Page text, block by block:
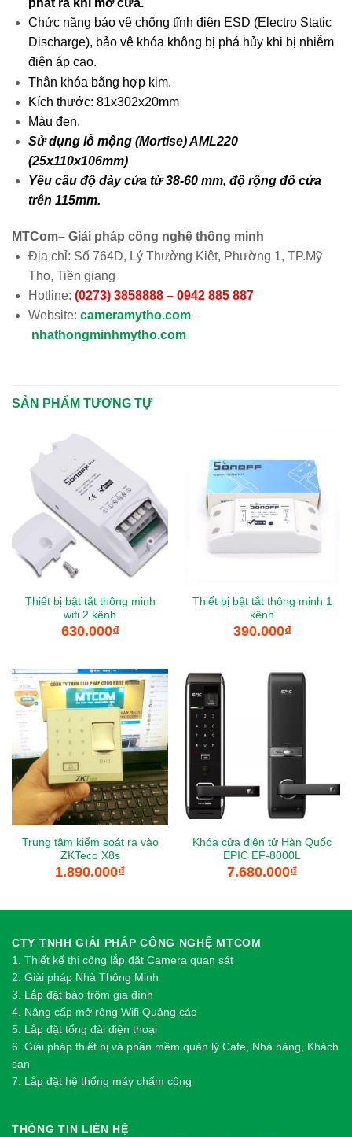
phát ra khi mở cửa.
Chức năng bảo vệ chống tĩnh điện ESD (Electro Static
Discharge), bảo vệ khóa không bị phá hủy khi bị nhiễm
điện áp cao.
Thân khóa bằng hợp kim.
Kích thước: 81x302x20mm
Màu đen.
Sử dụng lỗ mộng (Mortise) AML220
(25x110x106mm)
Yêu cầu độ dày cửa từ 38-60 mm, độ rộng đố cửa
trên 115mm.
MTCom– Giải pháp công nghệ thông minh
Địa chỉ: Số 764D, Lý Thường Kiệt, Phường 1, TP.Mỹ
Tho, Tiền giang
Hotline: (0273) 3858888 – 0942 885 887
Website: cameramytho.com–
nhathongminhmytho.com
SẢN PHẨM TƯƠNG TỰ
Thiết bị bật tắt thông minh
wifi 2 kênh
630.000₫
Thiết bị bật tắt thông minh 1
kênh
390.000₫
Trung tâm kiểm soát ra vào
ZKTeco X8s
1.890.000₫
Khóa cửa điện tử Hàn Quốc
EPIC EF-8000L
7.680.000₫
CTY TNHH GIẢI PHÁP CÔNG NGHỆ MTCOM
1. Thiết kế thi công lắp đặt Camera quan sát
2. Giải pháp Nhà Thông Minh
3. Lắp đặt báo trộm gia đình
4. Nâng cấp mở rộng Wifi Quảng cáo
5. Lắp đặt tổng đài điện thoại
6. Giải pháp thiết bị và phần mềm quản lý Cafe, Nhà hàng, Khách
sạn
7. Lắp đặt hệ thống máy chấm công
THÔNG TIN LIÊN HỆ